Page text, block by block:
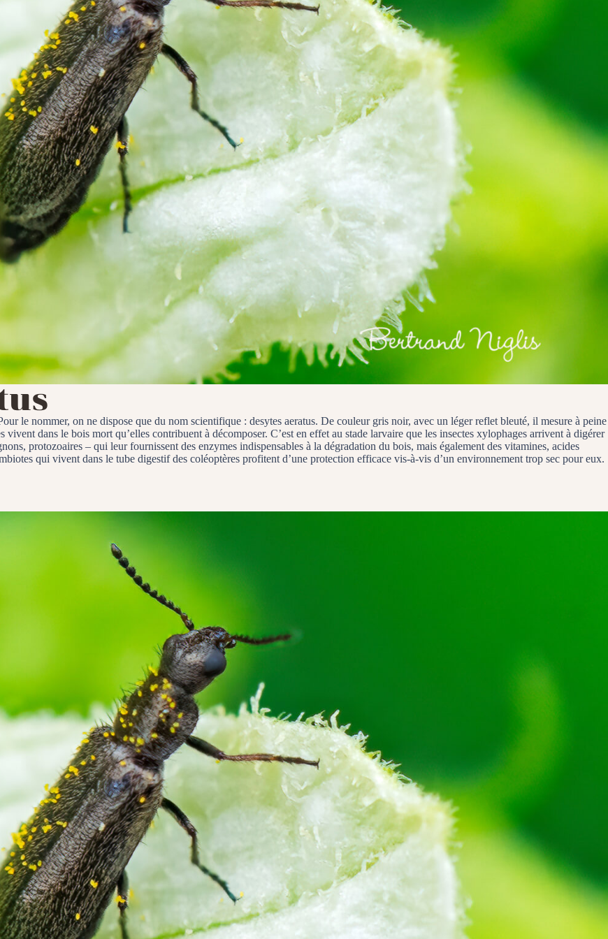
le nommer, on ne dispose que du nom scientifique : desytes aeratus. De couleur gris noir, avec un léger reflet bleuté, il mesure à peine
dans le bois mort qu’elles contribuent à décomposer. C’est en effet au stade larvaire que les insectes xylophages arrivent à digérer
protozoaires – qui leur fournissent des enzymes indispensables à la dégradation du bois, mais également des vitamines, acides
qui vivent dans le tube digestif des coléoptères profitent d’une protection efficace vis-à-vis d’un environnement trop sec pour eux.